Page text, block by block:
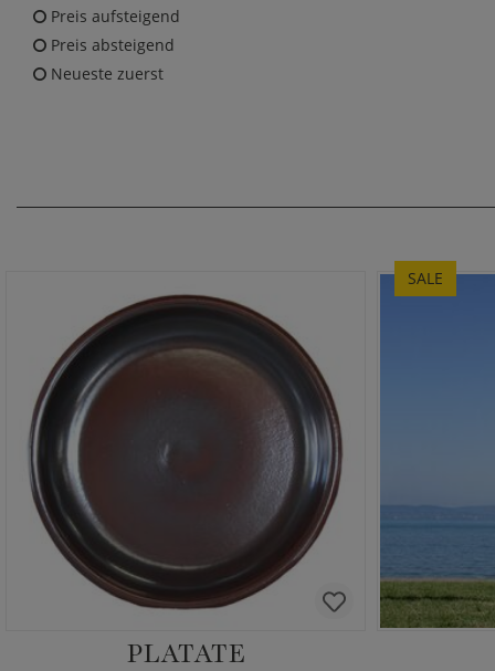
Preis aufsteigend
Preis absteigend
Neueste zuerst
PLATATE
SALE